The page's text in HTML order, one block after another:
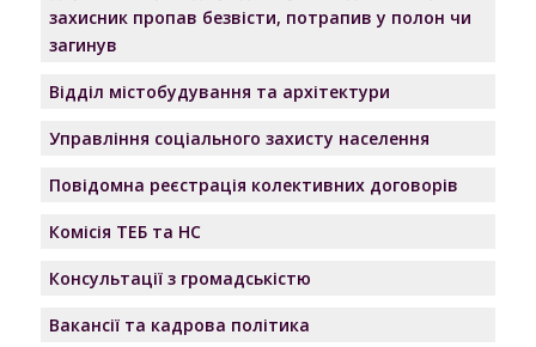
захисник пропав безвісти, потрапив у полон чи
загинув
Відділ містобудування та архітектури
Управління соціального захисту населення
Повідомна реєстрація колективних договорів
Комісія ТЕБ та НС
Консультації з громадськістю
Вакансії та кадрова політика